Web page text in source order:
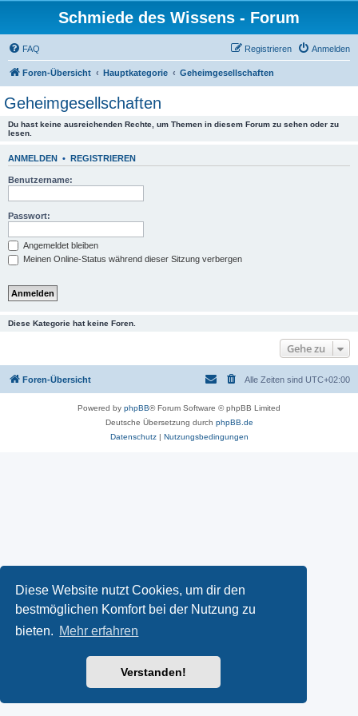
Diese Website nutzt Cookies, um dir den
bestmöglichen Komfort bei der Nutzung zu
bieten. Mehr erfahren
Verstanden!
Schmiede des Wissens - Forum
FAQ Anmelden
Registrieren
Foren-Übersicht Hauptkategorie Geheimgesellschaften
Geheimgesellschaften
Du hast keine ausreichenden Rechte, um Themen in diesem Forum zu sehen oder zu
lesen.
ANMELDEN • REGISTRIEREN
Benutzername:
Passwort:
Angemeldet bleiben
Meinen Online-Status während dieser Sitzung verbergen
Diese Kategorie hat keine Foren.
Gehe zu
Foren-Übersicht Alle Zeiten sind UTC+02:00
Powered by phpBB® Forum Software © phpBB Limited
Deutsche Übersetzung durch phpBB.de
Datenschutz| Nutzungsbedingungen